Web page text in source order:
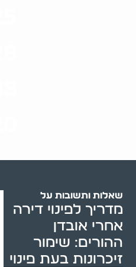
שאלות ותשובות על
מדריך לפינוי דירה
אחרי אובדן
ההורים: שימור
זיכרונות בעת פינוי